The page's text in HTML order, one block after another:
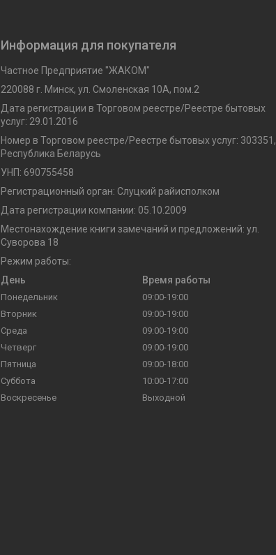
Информация для покупателя
Частное Предприятие "ЖАКОМ"
220088 г. Минск, ул. Смоленская 10A, пом.2
Дата регистрации в Торговом реестре/Реестре бытовых
услуг: 29.01.2016
Номер в Торговом реестре/Реестре бытовых услуг: 303351,
Республика Беларусь
УНП: 690755458
Регистрационный орган: Слуцкий райисполком
Дата регистрации компании: 05.10.2009
Местонахождение книги замечаний и предложений: ул.
Суворова 18
Режим работы:
День
Время работы
Понедельник
09:00-19:00
Вторник
09:00-19:00
Среда
09:00-19:00
Четверг
09:00-19:00
Пятница
09:00-18:00
Суббота
10:00-17:00
Воскресенье
Выходной